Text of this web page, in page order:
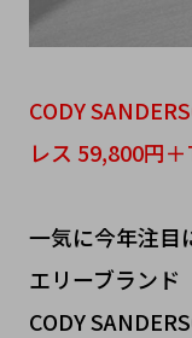
CODY
レス 59,800円＋
一気に今年注目
エリーブランド
CODY